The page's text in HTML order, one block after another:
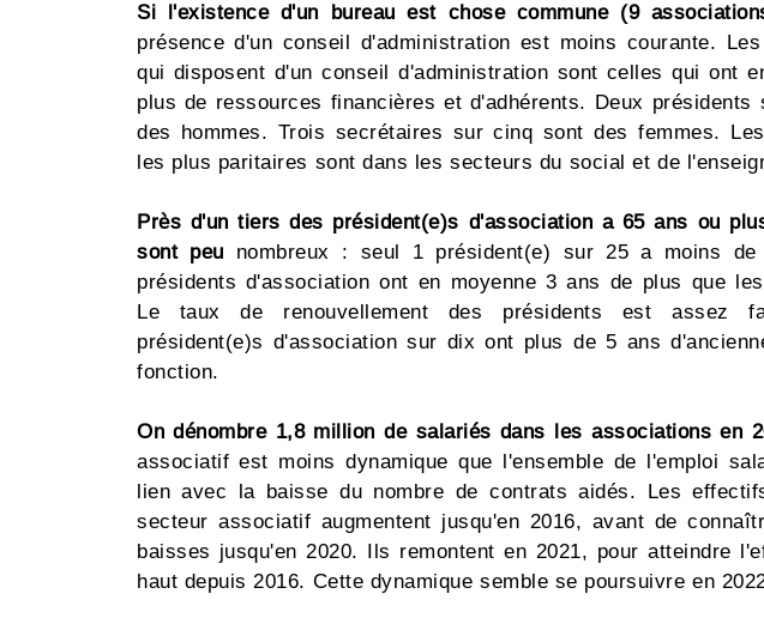
Si l'existence d'un bureau est chose commune (9
présence d'un conseil d'administration est moins courante.
qui disposent d'un conseil d'administration sont celles qui ont
plus de ressources financières et d'adhérents. Deux présidents
des hommes. Trois secrétaires sur cinq sont des femmes.
les plus paritaires sont dans les secteurs du social et de
Près d'un tiers des président(e)s d'association a 65 ans ou
sont peu nombreux : seul 1 président(e) sur 25 a moins
présidents d'association ont en moyenne 3 ans de plus que
Le taux de renouvellement des présidents est assez
président(e)s d'association sur dix ont plus de 5 ans
fonction.
On dénombre 1,8 million de salariés dans les associations en
associatif est moins dynamique que l'ensemble de l'emploi
lien avec la baisse du nombre de contrats aidés. Les
secteur associatif augmentent jusqu'en 2016, avant de
baisses jusqu'en 2020. Ils remontent en 2021, pour atteindre
haut depuis 2016. Cette dynamique semble se poursuivre en